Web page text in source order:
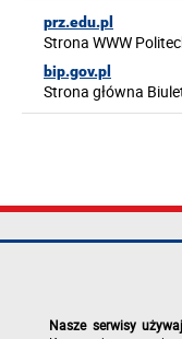
prz.edu.pl
Strona WWW
bip.gov.pl
Strona główna
Politechnika
al. Powstańców
Nasze serwisy